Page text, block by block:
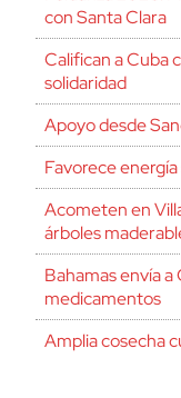
con Santa Clara
Califican a Cuba
solidaridad
Apoyo desde
Favorece
Acometen en
árboles
Bahamas envía
medicamentos
Amplia cosecha